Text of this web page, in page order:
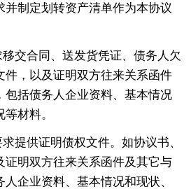
并制定划转资产清单作为本协议
交合同、送发货凭证、债务人欠
件，以及证明双方往来关系函件
包括债务人企业资料、基本情况
材料。
提供证明债权文件。如协议书、
证明双方往来关系函件及其它与
企业资料、基本情况和现状、